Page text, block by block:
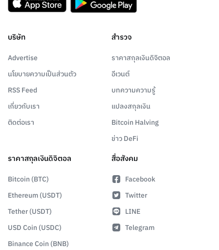
บริษัท
Advertise
นโยบายความเป็นส่วนตัว
RSS Feed
เกี่ยวกับเรา
ติดต่อเรา
สำรวจ
ราคาสกุลเงินดิจิตอล
อีเวนต์
บทความความรู้
แปลงสกุลเงิน
Bitcoin Halving
ข่าว DeFi
ราคาสกุลเงินดิจิตอล
Bitcoin (BTC)
Ethereum (USDT)
Tether (USDT)
USD Coin (USDC)
Binance Coin (BNB)
สื่อสังคม
Facebook
Twitter
LINE
Telegram